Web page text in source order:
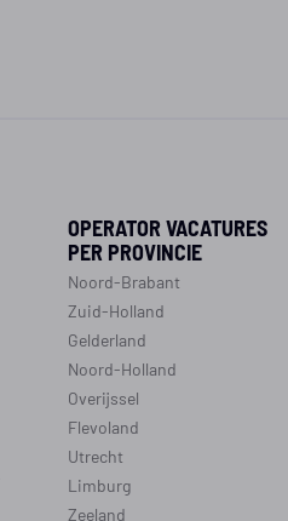
OPERATOR VACATURES
PER PROVINCIE
Noord-Brabant
Zuid-Holland
Gelderland
Noord-Holland
Overijssel
Flevoland
Utrecht
Limburg
Zeeland